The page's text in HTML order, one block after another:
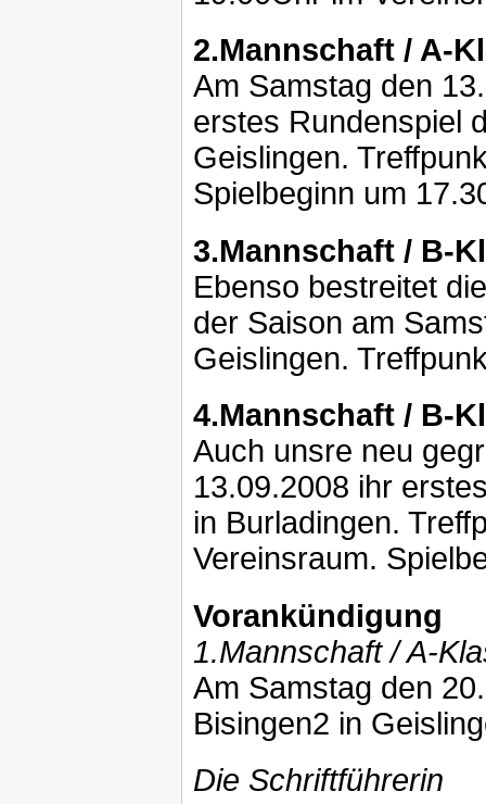
2.Mannschaft / A-
Am Samstag den
erstes Rundenspiel
Geislingen.
Spielbeginn um
3.Mannschaft / B-
Ebenso bestreitet
der Saison am
Geislingen.
4.Mannschaft / B-
Auch unsre neu
13.09.2008 ihr
in Burladingen.
Vereinsraum.
Vorankündigung
1.Mannschaft / A-
Am Samstag den
Bisingen2 in
Die Schriftführerin